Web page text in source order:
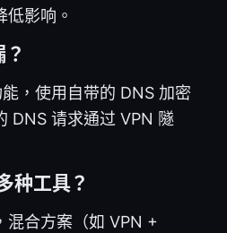
影响。
，使用自带的 DNS 加密
DNS 请求通过 VPN 隧
种工具？
混合方案（如 VPN +